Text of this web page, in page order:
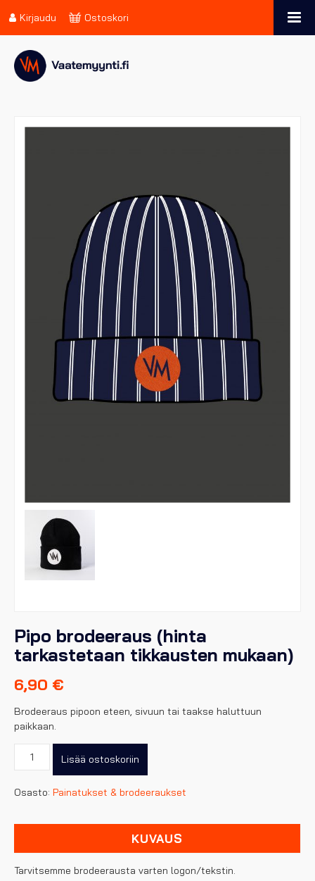
Pipo brodeeraus (hinta
tarkastetaan tikkausten mukaan)
6,90 €
Brodeeraus pipoon eteen, sivuun tai taakse haluttuun
paikkaan.
brodeeraus
tarkastetaan
mukaan)
Lisää ostoskoriin
Osasto: Painatukset & brodeeraukset
KUVAUS
Tarvitsemme brodeerausta varten logon/tekstin.
Kirjaudu Ostoskori